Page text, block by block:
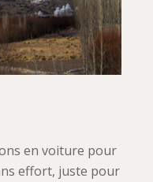
en voiture pour
effort, juste pour